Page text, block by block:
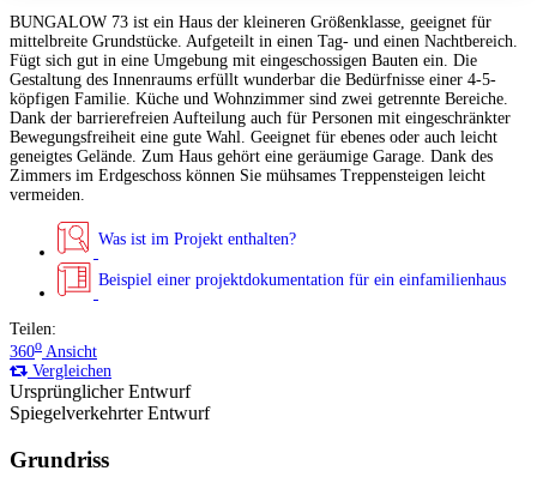
BUNGALOW 73 ist ein Haus der kleineren Größenklasse, geeignet für
mittelbreite Grundstücke. Aufgeteilt in einen Tag- und einen Nachtbereich.
Fügt sich gut in eine Umgebung mit eingeschossigen Bauten ein. Die
Gestaltung des Innenraums erfüllt wunderbar die Bedürfnisse einer 4-5-
köpfigen Familie. Küche und Wohnzimmer sind zwei getrennte Bereiche.
Dank der barrierefreien Aufteilung auch für Personen mit eingeschränkter
Bewegungsfreiheit eine gute Wahl. Geeignet für ebenes oder auch leicht
geneigtes Gelände. Zum Haus gehört eine geräumige Garage. Dank des
Zimmers im Erdgeschoss können Sie mühsames Treppensteigen leicht
vermeiden.
Was ist im Projekt enthalten?
Beispiel einer projektdokumentation für ein einfamilienhaus
Teilen:
360o Ansicht
Vergleichen
Ursprünglicher Entwurf
Spiegelverkehrter Entwurf
Grundriss